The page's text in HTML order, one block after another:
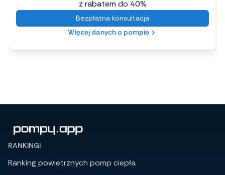
z rabatem do 40%
Bezpłatna konsultacja
Więcej danych o pompie
RANKINGI
Ranking powietrznych pomp ciepła